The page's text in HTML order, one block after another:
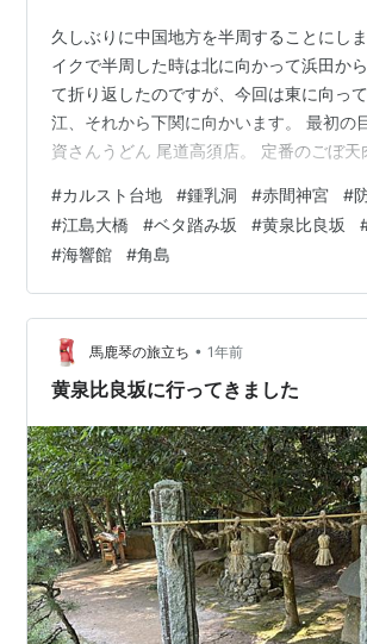
久しぶりに中国地方を半周することにし
イクで半周した時は北に向かって浜田か
て折り返したのですが、今回は東に向っ
江、それから下関に向かいます。 最初の
資さんうどん 尾道高須店。 定番のごぼ天
道松江線の無料区間のみを利用して北上し
に。 イザナミに会いに行ったイザナミが
帰る時にここを通って最後に入り口を塞い
います。 続いてベタ踏み坂の撮影スポッ
タ踏み坂から少し離れた大根島です。 高
正面から見ることができ、そこを…
#カルスト台地 #鍾乳洞 #赤間神宮 #
#江島大橋 #ベタ踏み坂 #黄泉比良坂
#海響館 #角島
馬鹿琴の旅立ち • 1年前
黄泉比良坂に行ってきました